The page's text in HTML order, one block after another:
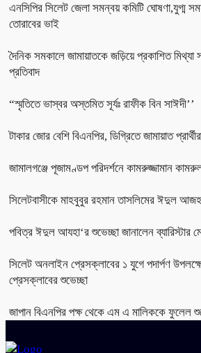
এনসিপির সিলেট জেলা সমন্বয় কমিটি ঘোষণা,যুগ্ম
তোরাবের ভাই
দৈনিক সমকালে জামায়াতকে জড়িয়ে প্রকাশিত মিথ্যা
প্রতিবাদ
“স্মৃতিতে ভাস্বর অস্তমিত সূর্যঃ রাফীক বিন সাঈদী’’
টাকার জোর বেশি বিএনপির, ডিগ্রিতে জামায়াত
জামালগঞ্জে পূজামণ্ডপ পরিদর্শনে কামরুজ্জামান
সিলেটবাসীকে মাহবুবুর রহমান তাসলিমের ঈদুল
পবিত্র ঈদুল আযহা‘র শুভেচ্ছা জানালেন ব্যারিস্টার
সিলেট অনলাইন প্রেসক্লাবের ১ যুগে পদার্পণ
প্রেসক্লাবের শুভেচ্ছা
জাপান বিএনপির পক্ষ থেকে এম এ মালিককে ফুলেল